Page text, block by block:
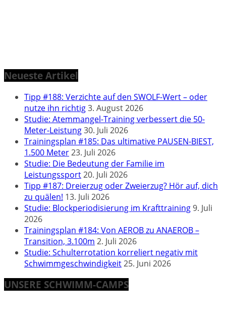
Neueste Artikel
Tipp #188: Verzichte auf den SWOLF-Wert – oder
nutze ihn richtig3. August 2026
Studie: Atemmangel-Training verbessert die 50-
Meter-Leistung30. Juli 2026
Trainingsplan #185: Das ultimative PAUSEN-BIEST,
1.500 Meter23. Juli 2026
Studie: Die Bedeutung der Familie im
Leistungssport20. Juli 2026
Tipp #187: Dreierzug oder Zweierzug? Hör auf, dich
zu quälen! 13. Juli 2026
Studie: Blockperiodisierung im Krafttraining9. Juli
2026
Trainingsplan #184: Von AEROB zu ANAEROB –
Transition, 3.100m 2. Juli 2026
Studie: Schulterrotation korreliert negativ mit
Schwimmgeschwindigkeit25. Juni 2026
UNSERE SCHWIMM-CAMPS